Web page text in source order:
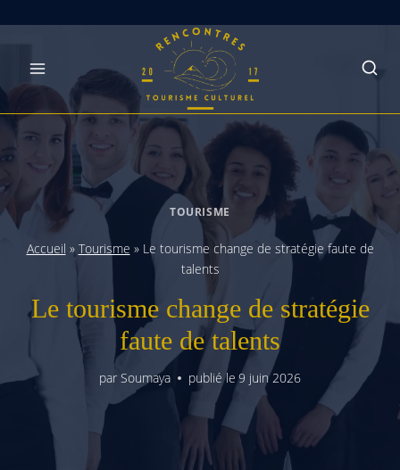
content
TOURISME
Accueil » Tourisme » Le tourisme change de stratégie faute de
talents
Le tourisme change de stratégie
faute de talents
par Soumaya publié le9 juin 2026